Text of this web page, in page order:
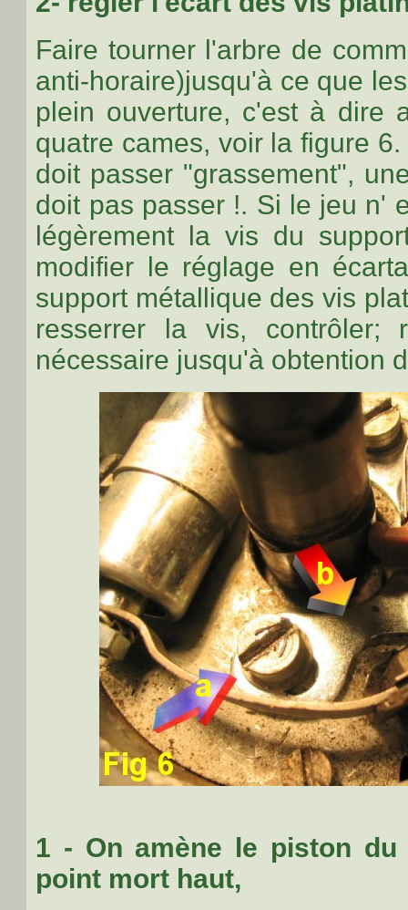
Faire tourner l'arbre de
anti-horaire)jusqu'à ce que
plein ouverture, c'est à dire
quatre cames, voir la figure
doit passer "grassement",
doit pas passer !. Si le jeu n'
légèrement la vis du
modifier le réglage en
support métallique des vis
resserrer la vis, contrôler;
nécessaire jusqu'à obtention
1 - On amène le piston
point mort haut,